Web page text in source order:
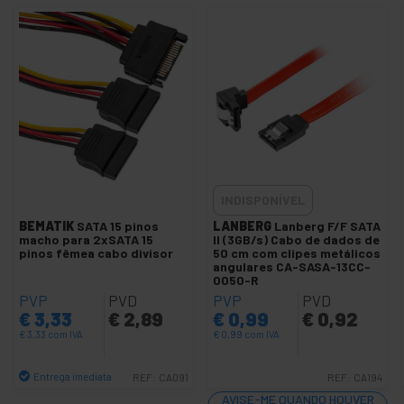
PCB conector
Conectores de cabos aéreos
Conectores MOLEX
Fusíveis e porta-fusíveis
Clipe de crocodilo
Ponteiras de crimpagem
Cobertura rack
Terminal Faston
Cabo e acessórios elétricos
+
Proteção e caixas eléctricas
+
BEMATIK SATA 15 pinos
macho para 2xSATA 15
pinos fêmea cabo divisor
PVP
€ 3,33
€ 3,33 com IVA
PVD
€ 2,89
Entrega imediata REF: CA091
LANBERG Lanberg F/F SATA
II (3GB/s) Cabo de dados de
50 cm com clipes metálicos
angulares CA-SASA-13CC-
0050-R
PVP
€ 0,99
€ 0,99 com IVA
PVD
€ 0,92
REF: CA194
AVISE-ME QUANDO HOUVER